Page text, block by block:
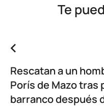
Te
Rescatan a un
Porís de Mazo tras
barranco después